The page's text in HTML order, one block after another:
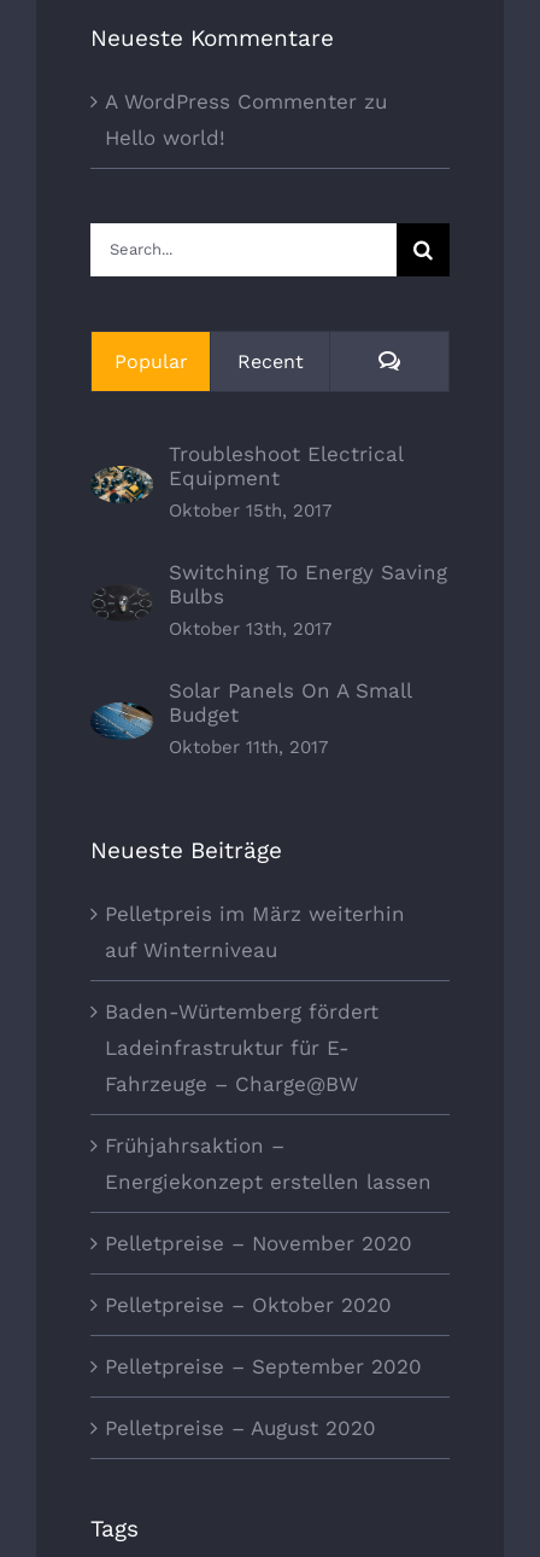
Neueste Kommentare
A WordPress Commenter zu
Hello world!
Suche
nach:
Popular Recent Kommentare
Troubleshoot Electrical
Equipment
Oktober 15th, 2017
Switching To Energy Saving
Bulbs
Oktober 13th, 2017
Solar Panels On A Small
Budget
Oktober 11th, 2017
Neueste Beiträge
Pelletpreis im März weiterhin
auf Winterniveau
Baden-Würtemberg fördert
Ladeinfrastruktur für E-
Fahrzeuge – Charge@BW
Frühjahrsaktion –
Energiekonzept erstellen lassen
Pelletpreise – November 2020
Pelletpreise – Oktober 2020
Pelletpreise – September 2020
Pelletpreise – August 2020
Tags